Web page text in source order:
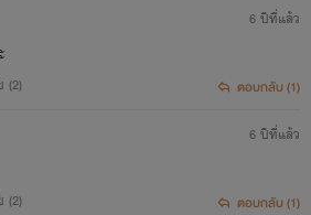
ง คำวินิจฉัย และรายงานของทางราชการ
รรวบรวมสิ่งต่าง ๆ ตาม (๑) ถึง (๔) ที่
อหน่วยงานอื่นใดของรัฐหรือของท้องถิ่น
(2)
6 ปีที่แล้ว
ตอบกลับ (1)
(2)
6 ปีที่แล้ว
ตอบกลับ (1)